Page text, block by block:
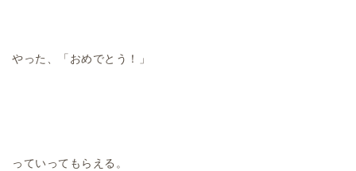
やった、「おめでとう！」
っていってもらえる。